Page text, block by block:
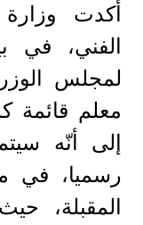
أكدت وزارة
الفني، في
معلم قائمة
إلى أنّه
رسميا، في
المقبلة،